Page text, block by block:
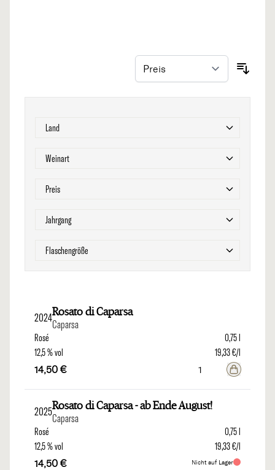
LandFilter
WeinartFilter
PreisFilter
JahrgangFilter
Flaschengröße
2024Rosato di Caparsa
Caparsa
Rosé
0,75 l
12,5 % vol
19,33 €/l
14,50 €
2025Rosato di Caparsa - ab Ende August!
Caparsa
Rosé
0,75 l
12,5 % vol
19,33 €/l
14,50 € Nicht auf Lager